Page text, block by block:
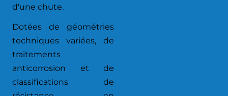
d'une chute.
Dotées de géométries
techniques variées, de
traitements
anticorrosion et de
classifications de